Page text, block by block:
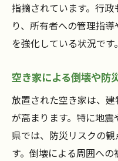
空き家の相続
碧南市や東区で空
専門家による
空き家バンク
識
空き家相談時
指摘されています。行
り、所有者への管理指
を強化している状況です。
空き家による倒壊や防
放置された空き家は、
が高まります。特に地
県では、防災リスクの
す。倒壊による周囲へ